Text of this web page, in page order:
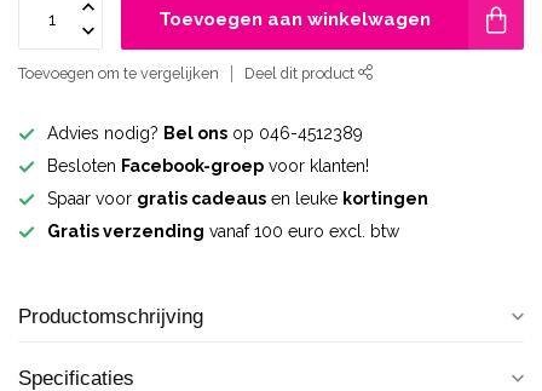
Toevoegen aan winkelwagen
Toevoegen om te vergelijken Deel dit product
Advies nodig? Bel ons op 046-4512389
Besloten Facebook-groep voor klanten!
Spaar voor gratis cadeaus en leuke kortingen
Gratis verzending vanaf 100 euro excl. btw
Productomschrijving
Specificaties